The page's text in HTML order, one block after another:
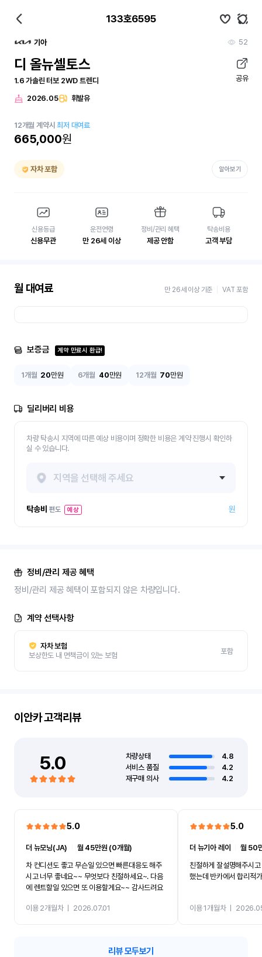
133호6595
기아 52
디 올뉴셀토스
1.6 가솔린 터보 2WD 트렌디 공유
2026.05 휘발유
12개월 계약시최저 대여료
665,000원
자차 포함 알아보기
신용등급
신용무관
운전연령
만 26세 이상
정비/관리 혜택
제공 안함
탁송비용
고객 부담
월 대여료 만 26세 이상 기준 VAT 포함
보증금 계약 만료시 환급!
1개월 20만원 6개월 40만원 12개월 70만원
딜리버리 비용
차량 탁송시 지역에 따른 예상 비용이며 정확한 비용은 계약 진행시 확인하
실 수 있습니다.
지역을 선택해 주세요
탁송비 편도 예상 원
정비/관리 제공 혜택
정비/관리 제공 혜택이 포함되지 않은 차량입니다.
계약 선택사항
자차 보험
보상한도 내 면책금이 있는 보험
포함
이안카고객리뷰
5.0 차량상태
4.8
서비스 품질
4.2
재구매 의사
4.2
5.0
더 뉴모닝(JA)
월 45만원 (0개월)
차 컨디션도 좋고 무슨일 있으면 빠른대응도 해주
시고 너무 좋네요~~ 무엇보다 친절하세요~. 다음
에 렌트할일 있으면 또 이용할게요~~ 감사드려요
이용 2개월차ㅣ 2026.07.01
5.0
더 뉴기아 레이
월 50
친절하게 잘설명해주시
했는데 반카에서 합리적
이용 1개월차ㅣ
리뷰 모두보기